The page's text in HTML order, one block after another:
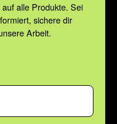
alle Produkte. Sei
sichere dir
Arbeit.